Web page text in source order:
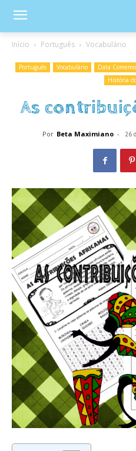
Início Português Vocabulário
Português Vocabulário Data
História
As
Por Beta Maximiano - 26